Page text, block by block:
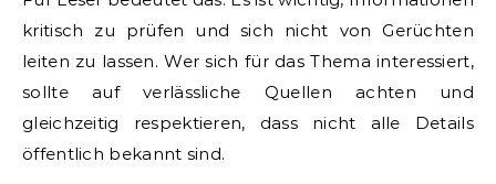
kritisch zu prüfen und sich nicht von Gerüchten
leiten zu lassen. Wer sich für das Thema interessiert,
sollte auf verlässliche Quellen achten und
gleichzeitig respektieren, dass nicht alle Details
öffentlich bekannt sind.